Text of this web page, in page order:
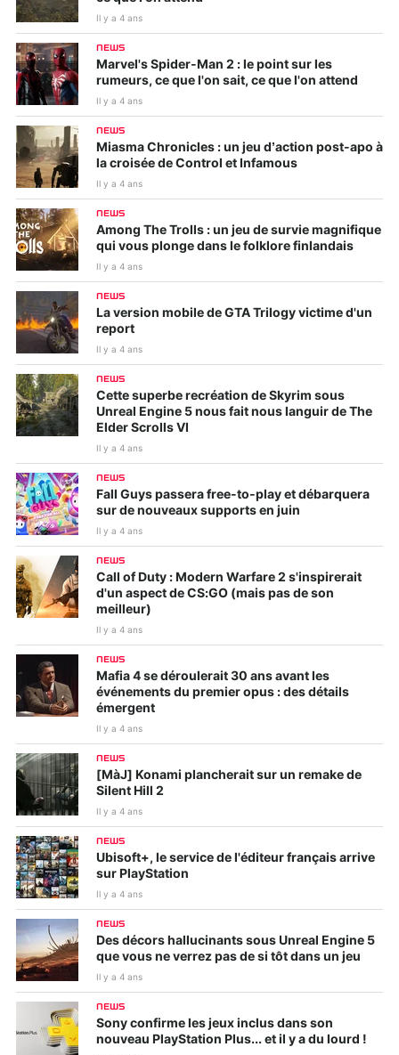
Il y a 4 ans
NEWS
Marvel's Spider-Man 2 : le point sur les
rumeurs, ce que l'on sait, ce que l'on attend
Il y a 4 ans
NEWS
Miasma Chronicles : un jeu d’action post-apo à
la croisée de Control et Infamous
Il y a 4 ans
NEWS
Among The Trolls : un jeu de survie magnifique
qui vous plonge dans le folklore finlandais
Il y a 4 ans
NEWS
La version mobile de GTA Trilogy victime d'un
report
Il y a 4 ans
NEWS
Cette superbe recréation de Skyrim sous
Unreal Engine 5 nous fait nous languir de The
Elder Scrolls VI
Il y a 4 ans
NEWS
Fall Guys passera free-to-play et débarquera
sur de nouveaux supports en juin
Il y a 4 ans
NEWS
Call of Duty : Modern Warfare 2 s'inspirerait
d'un aspect de CS:GO (mais pas de son
meilleur)
Il y a 4 ans
NEWS
Mafia 4 se déroulerait 30 ans avant les
événements du premier opus : des détails
émergent
Il y a 4 ans
NEWS
[MàJ] Konami plancherait sur un remake de
Silent Hill 2
Il y a 4 ans
NEWS
Ubisoft+, le service de l'éditeur français arrive
sur PlayStation
Il y a 4 ans
NEWS
Des décors hallucinants sous Unreal Engine 5
que vous ne verrez pas de si tôt dans un jeu
Il y a 4 ans
NEWS
Sony confirme les jeux inclus dans son
nouveau PlayStation Plus... et il y a du lourd !